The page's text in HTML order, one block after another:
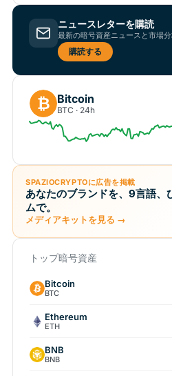
ニュースレターを購読
最新の暗号資産ニュースと市場
購読する
₿ Bitcoin
BTC · 24h
SPAZIOCRYPTOに広告を掲載
あなたのブランドを、9言語、
ムで。
メディアキットを見る →
トップ暗号資産
Bitcoin
BTC
Ethereum
ETH
BNB
BNB